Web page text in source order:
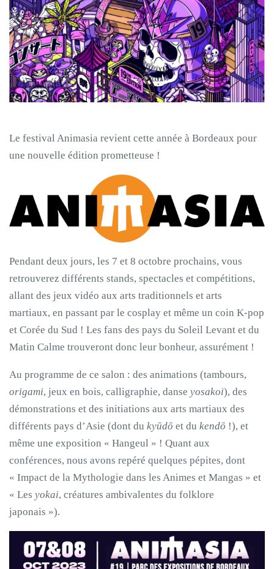
Le festival Animasia revient cette année à Bordeaux pour
une nouvelle édition prometteuse !
Pendant deux jours, les 7 et 8 octobre prochains, vous
retrouverez différents stands, spectacles et compétitions,
allant des jeux vidéo aux arts traditionnels et arts
martiaux, en passant par le cosplay et même un coin K-pop
et Corée du Sud ! Les fans des pays du Soleil Levant et du
Matin Calme trouveront donc leur bonheur, assurément !
Au programme de ce salon : des animations (tambours,
origami, jeux en bois, calligraphie, danse yosakoi), des
démonstrations et des initiations aux arts martiaux des
différents pays d’Asie (dont du kyūdō et du kendō !), et
même une exposition « Hangeul » ! Quant aux
conférences, nous avons repéré quelques pépites, dont
« Impact de la Mythologie dans les Animes et Mangas » et
« Les yokai, créatures ambivalentes du folklore
japonais »).